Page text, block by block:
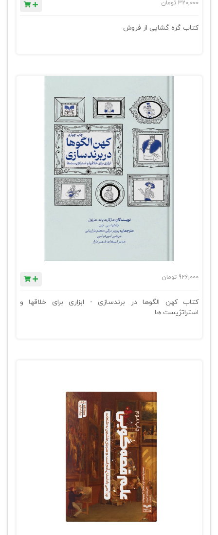
320,000 تومان
کتاب گره گشایی از فروش
926,000 تومان
کتاب کهن الگوها در برندسازی - ابزاری برای خلاقها و
استراتژیست ها